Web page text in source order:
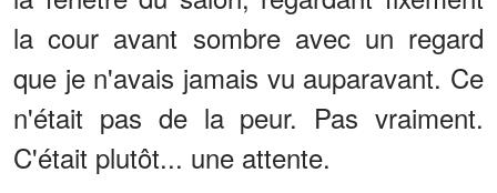
la cour avant sombre avec un regard
que je n'avais jamais vu auparavant. Ce
n'était pas de la peur. Pas vraiment.
C'était plutôt... une attente.